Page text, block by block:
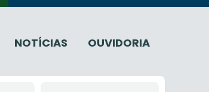
NOTÍCIAS OUVIDORIA